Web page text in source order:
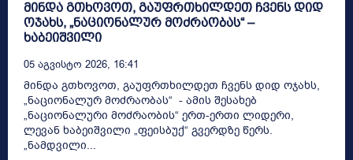
მინდა გთხოვოთ, გაუფრთხილდეთ ჩვენს დიდ
ოჯახს, „ნაციონალურ მოძრაობას“ –
ხაბეიშვილი
05 Აგვისტო 2026, 16:41
მინდა გთხოვოთ, გაუფრთხილდეთ ჩვენს დიდ ოჯახს,
„ნაციონალურ მოძრაობას“ - ამის შესახებ
„ნაციონალური მოძრაობის“ ერთ-ერთი ლიდერი,
ლევან ხაბეიშვილი „ფეისბუქ“ გვერდზე წერს.
„ნამდვილი...